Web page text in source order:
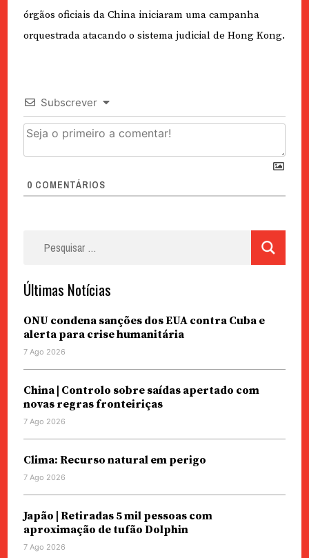
órgãos oficiais da China iniciaram uma campanha
orquestrada atacando o sistema judicial de Hong Kong.
Subscrever
0 COMENTÁRIOS
Últimas Notícias
ONU condena sanções dos EUA contra Cuba e
alerta para crise humanitária
7 Ago 2026
China | Controlo sobre saídas apertado com
novas regras fronteiriças
7 Ago 2026
Clima: Recurso natural em perigo
7 Ago 2026
Japão | Retiradas 5 mil pessoas com
aproximação de tufão Dolphin
7 Ago 2026